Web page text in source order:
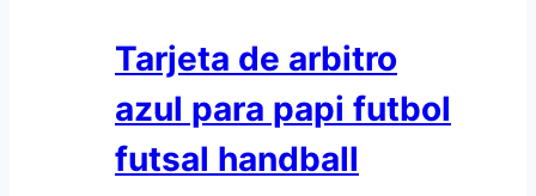
Tarjeta de arbitro
azul para papi futbol
futsal handball